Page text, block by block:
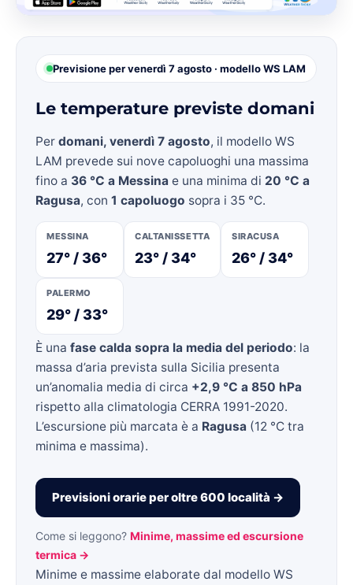
Previsione per venerdì 7 agosto · modello WS LAM
Le temperature previste domani
Per domani, venerdì 7 agosto, il modello WS
LAM prevede sui nove capoluoghi una massima
fino a 36 °C a Messina e una minima di 20 °C a
Ragusa, con 1 capoluogo sopra i 35 °C.
MESSINA
27° / 36°
CALTANISSETTA
23° / 34°
SIRACUSA
26° / 34°
PALERMO
29° / 33°
È una fase calda sopra la media del periodo: la
massa d’aria prevista sulla Sicilia presenta
un’anomalia media di circa +2,9 °C a 850 hPa
rispetto alla climatologia CERRA 1991-2020.
L’escursione più marcata è a Ragusa (12 °C tra
minima e massima).
Previsioni orarie per oltre 600 località →
Come si leggono? Minime, massime ed escursione
termica →
Minime e massime elaborate dal modello WS